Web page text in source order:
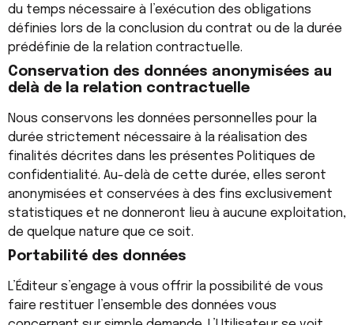
du temps nécessaire à l’exécution des obligations
définies lors de la conclusion du contrat ou de la durée
prédéfinie de la relation contractuelle.
Conservation des données anonymisées au
delà de la relation contractuelle
Nous conservons les données personnelles pour la
durée strictement nécessaire à la réalisation des
finalités décrites dans les présentes Politiques de
confidentialité. Au-delà de cette durée, elles seront
anonymisées et conservées à des fins exclusivement
statistiques et ne donneront lieu à aucune exploitation,
de quelque nature que ce soit.
Portabilité des données
L’Éditeur s’engage à vous offrir la possibilité de vous
faire restituer l’ensemble des données vous